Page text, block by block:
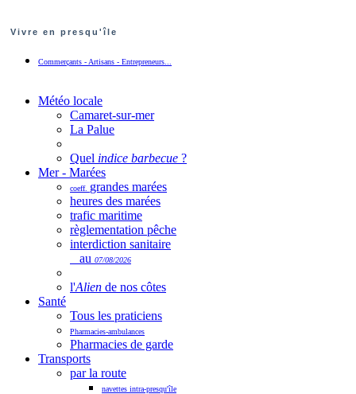
Vivre en presqu'île
Commerçants - Artisans - Entrepreneurs...
Météo locale
Camaret-sur-mer
La Palue
Quel indice barbecue ?
Mer - Marées
coeff. grandes marées
heures des marées
trafic maritime
règlementation pêche
interdiction sanitaire
au 07/08/2026
l'Alien de nos côtes
Santé
Tous les praticiens
Pharmacies-ambulances
Pharmacies de garde
Transports
par la route
navettes intra-presqu'île